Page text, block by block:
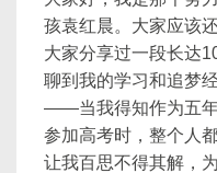
孩袁红晨。大家应该
大家分享过一段长达
聊到我的学习和追梦
——当我得知作为五年
参加高考时，整个人
让我百思不得其解，